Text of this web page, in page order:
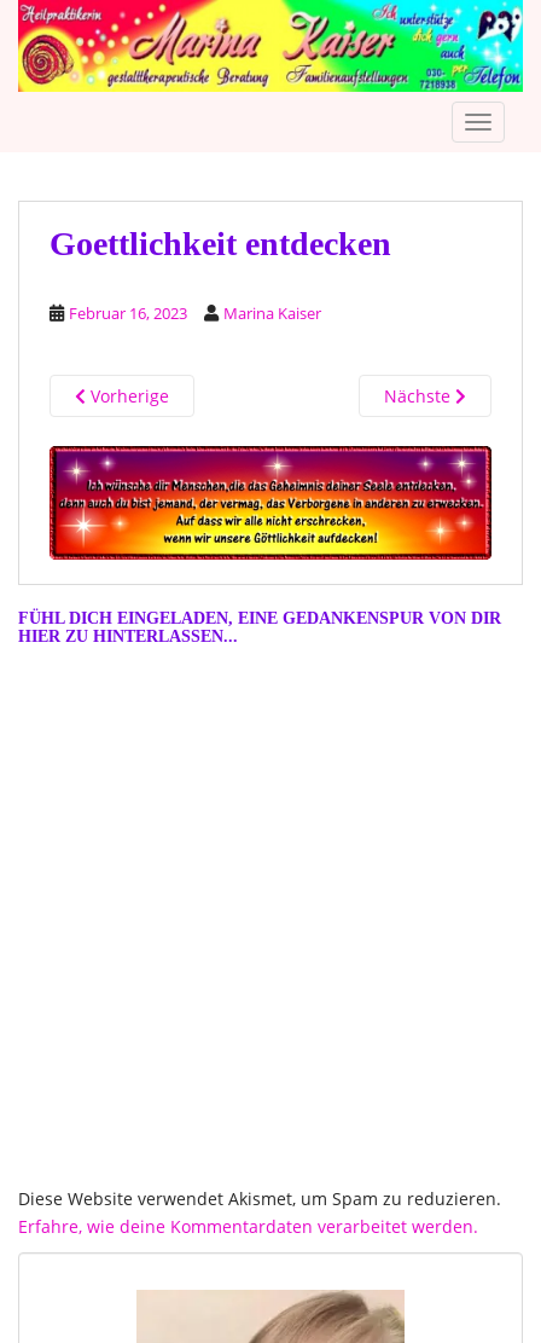
Goettlichkeit entdecken
Februar 16, 2023 Marina Kaiser
Vorherige Nächste
FÜHL DICH EINGELADEN, EINE GEDANKENSPUR VON DIR
HIER ZU HINTERLASSEN...
Diese Website verwendet Akismet, um Spam zu reduzieren.
Erfahre, wie deine Kommentardaten verarbeitet werden.